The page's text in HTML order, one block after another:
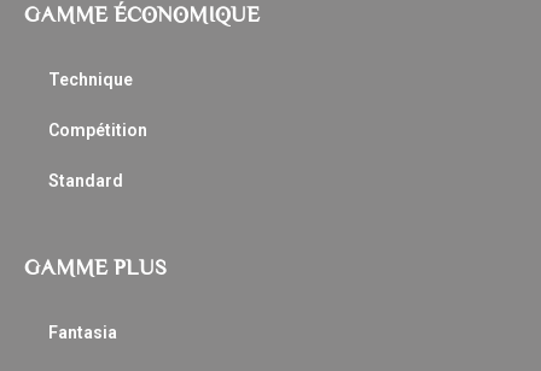
GAMME ÉCONOMIQUE
Technique
Compétition
Standard
GAMME PLUS
Fantasia